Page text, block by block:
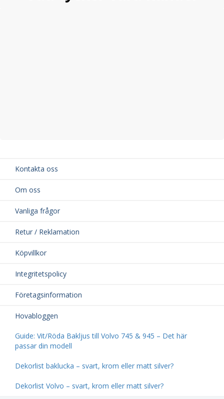
Kontakta oss
Om oss
Vanliga frågor
Retur / Reklamation
Köpvillkor
Integritetspolicy
Företagsinformation
Hovabloggen
Guide: Vit/Röda Bakljus till Volvo 745 & 945 – Det här
passar din modell
Dekorlist baklucka – svart, krom eller matt silver?
Dekorlist Volvo – svart, krom eller matt silver?